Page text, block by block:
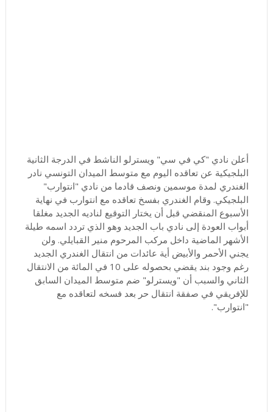
أعلن نادي "كي في سي" ويسترلو الناشط في الدرجة الثانية
البلجيكية عن تعاقده اليوم مع متوسط الميدان التونسي نادر
الغندري لمدة موسمين ونصف قادما من نادي "انتوارب"
البلجيكي. وقام الغندري بفسخ تعاقده مع انتوارب في نهاية
الأسبوع المنقضي قبل أن يختار التوقيع لناديه الجديد مغلقا
أبواب العودة إلى نادي باب الجديد وهو الذي تردد اسمه طيلة
الأشهر الماضية داخل مركب المرحوم منير القبايلي. ولن
يجني الأحمر والأبيض أية عائدات من انتقال الغندري الجديد
رغم وجود بند يقضي بحصوله على 10 في المائة من الانتقال
الثاني والسبب أن "ويسترلو" ضم متوسط الميدان السابق
للإفريقي في صفقة انتقال حر بعد فسخه لتعاقده مع
"انتوارب".